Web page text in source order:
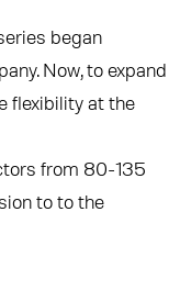
began
Now, to expand
flexibility at the
from 80-135
to to the